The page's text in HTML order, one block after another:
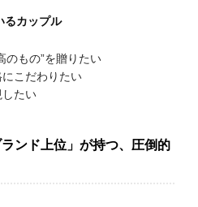
るカップル
のもの”を贈りたい
こだわりたい
たい
ンド上位」が持つ、圧倒的